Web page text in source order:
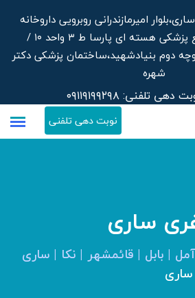
امیرمازندرانی روبرویی داروخانه‌
دکتر صحرایی مجتمع پزشکی هسته ای پارسا ط ۳ واحد ۱۰ /
شهریور،کوچه دوم بنیادشهید،ساختمان پزشکی دکتر
شهره
دهی تلفنی:۰۹۱۱۹۱۹۹۲۹۸
نوبت دهی تلفنی
ساری
| بابل | قائمشهر | نکا | ساری
ساری